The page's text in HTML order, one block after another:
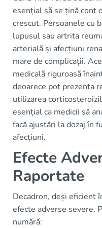
esențial să se țină cont
crescut. Persoanele cu
lupusul sau artrita
arterială și afecțiuni
mare de complicații.
medicală riguroasă
deoarece pot prezenta
utilizarea
esențial ca medicii să
facă ajustări la dozaj în
afecțiuni.
Efecte
Raportate
Decadron, deși eficient
efecte adverse severe.
numără: